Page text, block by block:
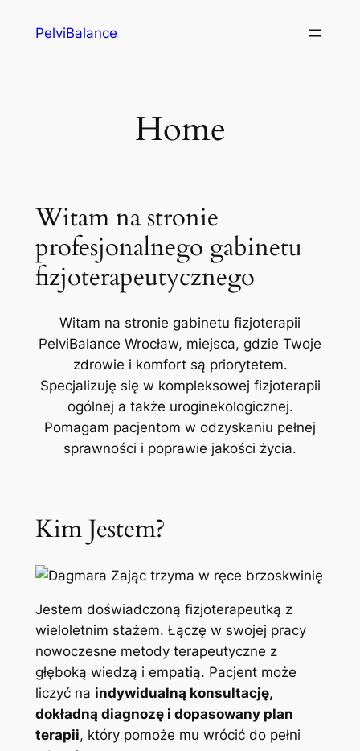
PelviBalance
Home
Witam na stronie
profesjonalnego gabinetu
fizjoterapeutycznego
Witam na stronie gabinetu fizjoterapii
PelviBalance Wrocław, miejsca, gdzie Twoje
zdrowie i komfort są priorytetem.
Specjalizuję się w kompleksowej fizjoterapii
ogólnej a także uroginekologicznej.
Pomagam pacjentom w odzyskaniu pełnej
sprawności i poprawie jakości życia.
Kim Jestem?
Jestem doświadczoną fizjoterapeutką z
wieloletnim stażem. Łączę w swojej pracy
nowoczesne metody terapeutyczne z
głęboką wiedzą i empatią. Pacjent może
liczyć na indywidualną konsultację,
dokładną diagnozę i dopasowany plan
terapii, który pomoże mu wrócić do pełni